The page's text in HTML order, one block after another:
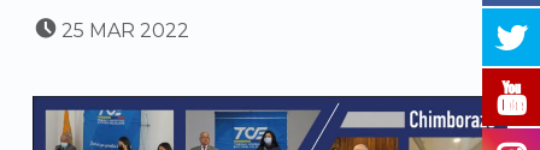
POSTED ON:
25 MAR 2022